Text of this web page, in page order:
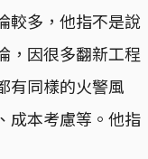
較多，他指不是說
，因很多翻新工程
有同樣的火警風
成本考慮等。他指